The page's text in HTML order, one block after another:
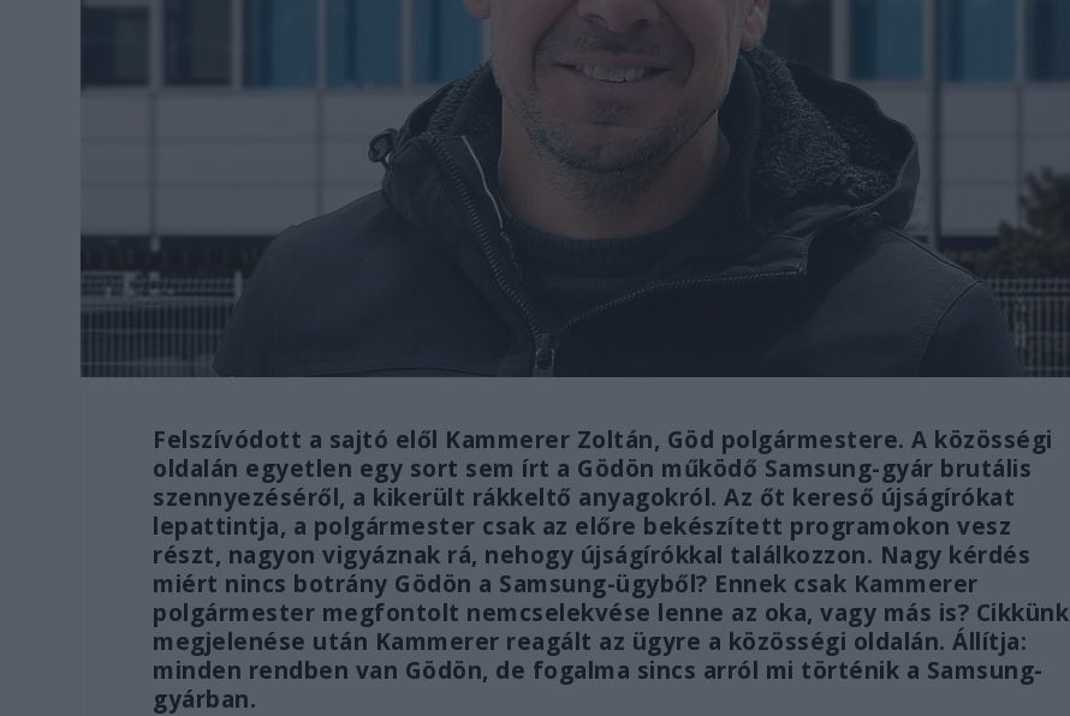
Felszívódott a sajtó elől Kammerer Zoltán, Göd polgármestere. A közösségi
oldalán egyetlen egy sort sem írt a Gödön működő Samsung-gyár brutális
szennyezéséről, a kikerült rákkeltő anyagokról. Az őt kereső újságírókat
lepattintja, a polgármester csak az előre bekészített programokon vesz
részt, nagyon vigyáznak rá, nehogy újságírókkal találkozzon. Nagy kérdés
miért nincs botrány Gödön a Samsung-ügyből? Ennek csak Kammerer
polgármester megfontolt nemcselekvése lenne az oka, vagy más is? Cikkünk
megjelenése után Kammerer reagált az ügyre a közösségi oldalán. Állítja:
minden rendben van Gödön, de fogalma sincs arról mi történik a Samsung-
gyárban.